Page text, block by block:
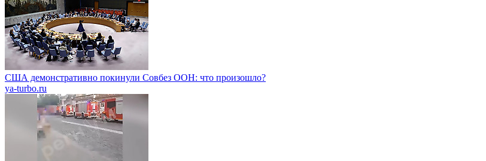
США демонстративно покинули Совбез ООН: что произошло?
ya-turbo.ru